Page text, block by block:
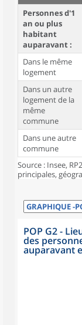
Personnes d'1
an ou plus
habitant
auparavant :
Dans le même
logement
Dans un autre
logement de la
même
commune
Dans une autre
commune
Source : Insee,
principales,
POP G2 -
des
auparavant